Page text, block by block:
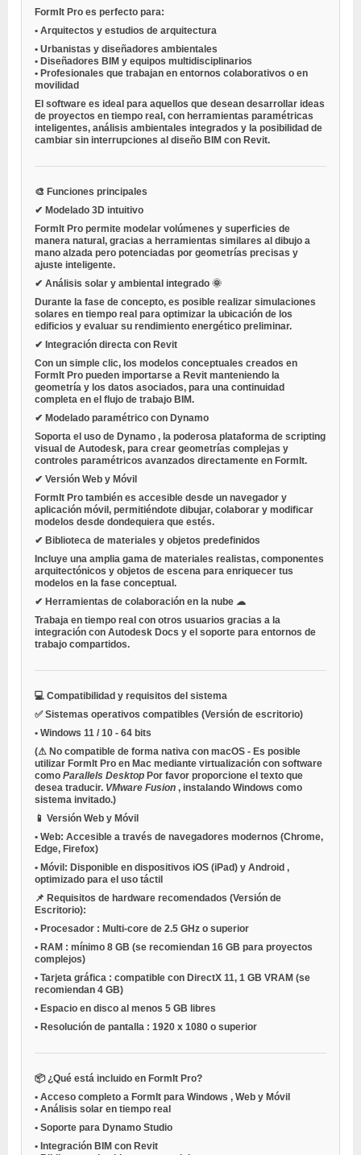
FormIt Pro es perfecto para:
• Arquitectos y estudios de arquitectura
• Urbanistas y diseñadores ambientales
• Diseñadores BIM y equipos multidisciplinarios
• Profesionales que trabajan en entornos colaborativos o en
movilidad
El software es ideal para aquellos que desean desarrollar ideas
de proyectos en tiempo real, con herramientas paramétricas
inteligentes, análisis ambientales integrados y la posibilidad de
cambiar sin interrupciones al diseño BIM con Revit.
🎨 Funciones principales
✔ Modelado 3D intuitivo
FormIt Pro permite modelar volúmenes y superficies de
manera natural, gracias a herramientas similares al dibujo a
mano alzada pero potenciadas por geometrías precisas y
ajuste inteligente.
✔ Análisis solar y ambiental integrado 🌞
Durante la fase de concepto, es posible realizar simulaciones
solares en tiempo real para optimizar la ubicación de los
edificios y evaluar su rendimiento energético preliminar.
✔ Integración directa con Revit
Con un simple clic, los modelos conceptuales creados en
FormIt Pro pueden importarse a Revit manteniendo la
geometría y los datos asociados, para una continuidad
completa en el flujo de trabajo BIM.
✔ Modelado paramétrico con Dynamo
Soporta el uso de Dynamo , la poderosa plataforma de scripting
visual de Autodesk, para crear geometrías complejas y
controles paramétricos avanzados directamente en FormIt.
✔ Versión Web y Móvil
FormIt Pro también es accesible desde un navegador y
aplicación móvil, permitiéndote dibujar, colaborar y modificar
modelos desde dondequiera que estés.
✔ Biblioteca de materiales y objetos predefinidos
Incluye una amplia gama de materiales realistas, componentes
arquitectónicos y objetos de escena para enriquecer tus
modelos en la fase conceptual.
✔ Herramientas de colaboración en la nube ☁
Trabaja en tiempo real con otros usuarios gracias a la
integración con Autodesk Docs y el soporte para entornos de
trabajo compartidos.
💻 Compatibilidad y requisitos del sistema
✅ Sistemas operativos compatibles (Versión de escritorio)
• Windows 11 / 10 - 64 bits
(⚠ No compatible de forma nativa con macOS - Es posible
utilizar FormIt Pro en Mac mediante virtualización con software
como Parallels Desktop Por favor proporcione el texto que
desea traducir. VMware Fusion , instalando Windows como
sistema invitado.)
📱 Versión Web y Móvil
• Web: Accesible a través de navegadores modernos (Chrome,
Edge, Firefox)
• Móvil: Disponible en dispositivos iOS (iPad) y Android ,
optimizado para el uso táctil
📌 Requisitos de hardware recomendados (Versión de
Escritorio):
• Procesador : Multi-core de 2.5 GHz o superior
• RAM : mínimo 8 GB (se recomiendan 16 GB para proyectos
complejos)
• Tarjeta gráfica : compatible con DirectX 11, 1 GB VRAM (se
recomiendan 4 GB)
• Espacio en disco al menos 5 GB libres
• Resolución de pantalla : 1920 x 1080 o superior
📦 ¿Qué está incluido en FormIt Pro?
• Acceso completo a FormIt para Windows , Web y Móvil
• Análisis solar en tiempo real
• Soporte para Dynamo Studio
• Integración BIM con Revit